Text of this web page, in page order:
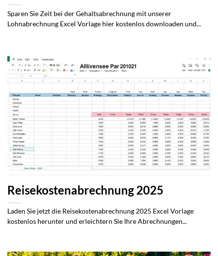
Sparen Sie Zeit bei der Gehaltsabrechnung mit unserer
Lohnabrechnung Excel Vorlage hier kostenlos downloaden und...
Reisekostenabrechnung 2025
Laden Sie jetzt die Reisekostenabrechnung 2025 Excel Vorlage
kostenlos herunter und erleichtern Sie Ihre Abrechnungen...